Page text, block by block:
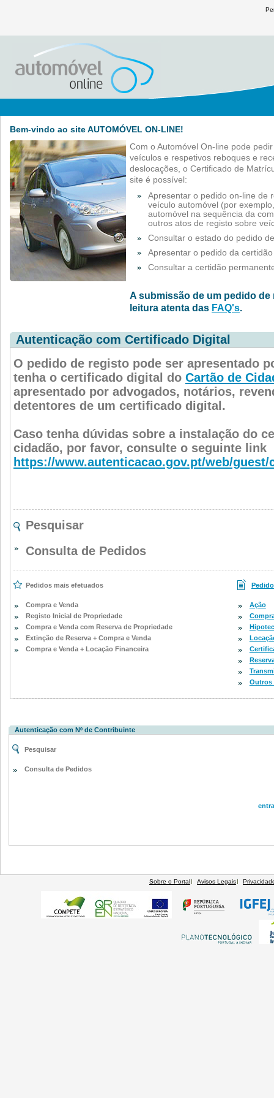
Bem-vindo ao site AUTOMÓVEL ON-LINE!
Com o Automóvel On-line pode
veículos e respetivos reboques e
deslocações, o Certificado de
site é possível:
Apresentar o pedido on-line de
veículo automóvel (por
automóvel na sequência da
outros atos de registo sobre
Consultar o estado do pedido
Apresentar o pedido da
Consultar a certidão
A submissão de um pedido
leitura atenta das FAQ's.
Autenticação com Certificado Digital
O pedido de registo pode ser apresentado
tenha o certificado digital do Cartão de
apresentado por advogados, notários,
detentores de um certificado digital.
Caso tenha dúvidas sobre a instalação do
cidadão, por favor, consulte o seguinte link
https://www.autenticacao.gov.pt/web/guest/
Pesquisar
Consulta de Pedidos
Pedidos mais efetuados
Compra e Venda
Registo Inicial de Propriedade
Compra e Venda com Reserva de Propriedade
Extinção de Reserva + Compra e Venda
Compra e Venda + Locação Financeira
Ação
Outros
Autenticação com Nº de Contribuinte
Pesquisar
Consulta de Pedidos
Sobre o Portal Avisos Legais